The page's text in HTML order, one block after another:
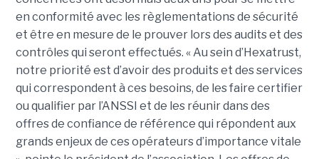
en conformité avec les règlementations de sécurité
et être en mesure de le prouver lors des audits et des
contrôles qui seront effectués. « Au sein d’Hexatrust,
notre priorité est d’avoir des produits et des services
qui correspondent à ces besoins, de les faire certifier
ou qualifier par l’ANSSI et de les réunir dans des
offres de confiance de référence qui répondent aux
grands enjeux de ces opérateurs d’importance vitale